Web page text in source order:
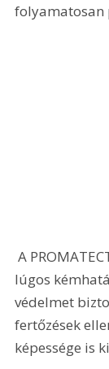
folyamatosan
A PROMATECT(r)-MC burkolat száraz felülete és
lúgos
védelmet
fertőzések
képessége is